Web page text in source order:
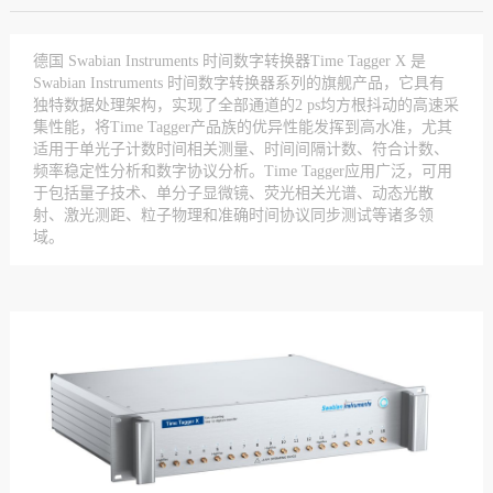
德国 Swabian Instruments 时间数字转换器Time Tagger X 是
Swabian Instruments 时间数字转换器系列的旗舰产品，它具有
独特数据处理架构，实现了全部通道的2 ps均方根抖动的高速采
集性能，将Time Tagger产品族的优异性能发挥到高水准，尤其
适用于单光子计数时间相关测量、时间间隔计数、符合计数、
频率稳定性分析和数字协议分析。Time Tagger应用广泛，可用
于包括量子技术、单分子显微镜、荧光相关光谱、动态光散
射、激光测距、粒子物理和准确时间协议同步测试等诸多领
域。